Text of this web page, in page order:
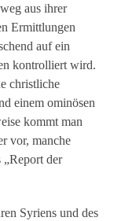
aus ihrer
Ermittlungen
auf ein
kontrolliert wird.
christliche
einem ominösen
kommt man
vor, manche
der
Syriens und des